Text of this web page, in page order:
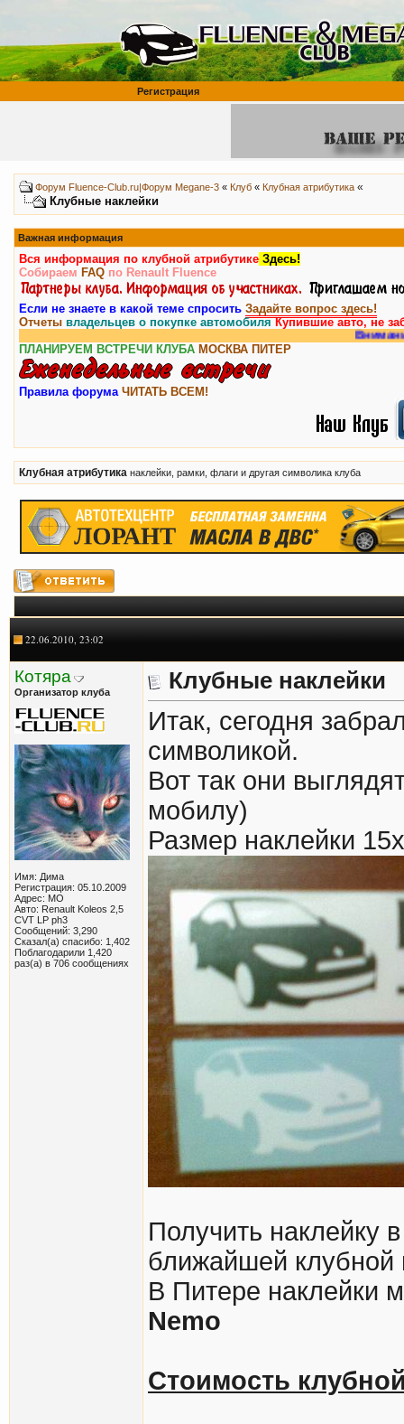
Регистрация
Форум Fluence-Club.ru|Форум Megane-3 « Клуб « Клубная атрибутика «
Клубные наклейки
Важная информация
Вся информация по клубной атрибутике Здесь!
Собираем FAQ по Renault Fluence
Если не знаете в какой теме спросить Задайте вопрос здесь!
Отчеты владельцев о покупке автомобиляКупившие авто, не
Внимание, у нас
ПЛАНИРУЕМ ВСТРЕЧИ КЛУБА МОСКВА ПИТЕР
Правила форума ЧИТАТЬ ВСЕМ!
Клубная атрибутика наклейки, рамки, флаги и другая символика клуба
22.06.2010, 23:02
Котяра
Организатор клуба
Имя: Дима
Регистрация: 05.10.2009
Адрес: МО
Авто: Renault Koleos 2,5
CVT LP ph3
Сообщений: 3,290
Сказал(а) спасибо: 1,402
Поблагодарили 1,420
раз(а) в 706 сообщениях
Клубные наклейки
Итак, сегодня
символикой.
Вот так они
мобилу)
Размер наклейки
Получить наклейку
ближайшей клубной
В Питере наклейки
Nemo
Стоимость